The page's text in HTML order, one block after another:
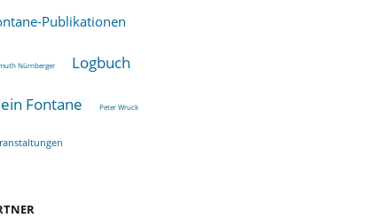
Publikationen
Nürnberger Logbuch
Fontane Peter Wruck